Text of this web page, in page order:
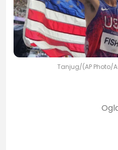
Tanjug/(AP Photo/